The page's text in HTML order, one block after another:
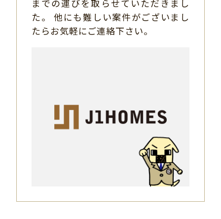
までの運びを取らせていただきまし
た。 他にも難しい案件がございまし
たらお気軽にご連絡下さい。